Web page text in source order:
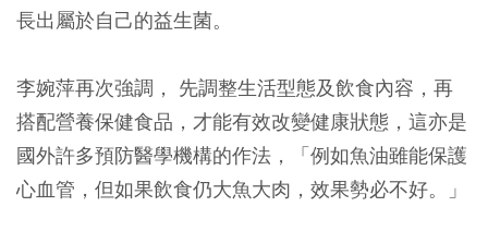
長出屬於自己的益生菌。
李婉萍再次強調， 先調整生活型態及飲食內容，再
搭配營養保健食品，才能有效改變健康狀態，這亦是
國外許多預防醫學機構的作法，「例如魚油雖能保護
心血管，但如果飲食仍大魚大肉，效果勢必不好。」